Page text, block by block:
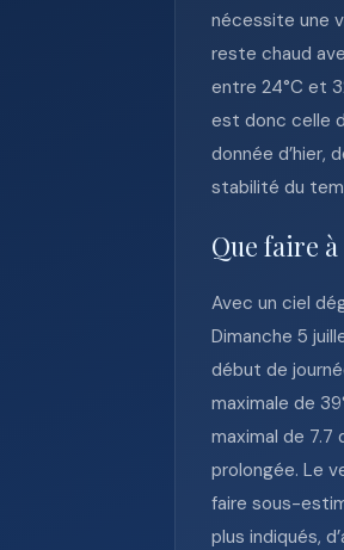
nécessite une
reste chaud
entre 24°C et
est donc celle
donnée d’hier,
stabilité du
Que faire
Avec un ciel
Dimanche 5
début de
maximale de
maximal de
prolongée. Le
faire sous-
plus indiqués,